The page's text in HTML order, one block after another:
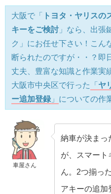
大阪で「
トヨタ・ヤリスの
キーをご検討 」なら、出張
ク」にお任せ下さい！こん
断られたのですが・・？即
丈夫、豊富な知識と作業実
大阪市中央区で行った
「 ヤ
ー追加登録 」 についての作
車屋さん
納車が決まっ
が、スマート
ん。2つ揃っ
アキーの追加